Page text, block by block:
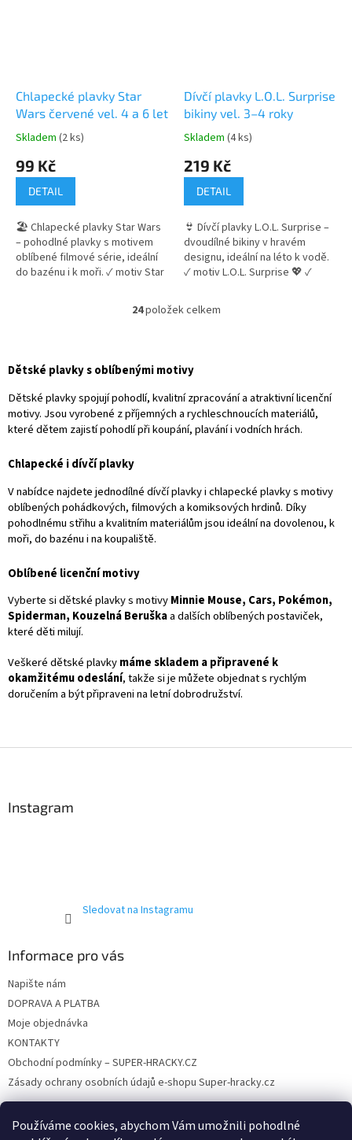
Používáme cookies, abychom Vám umožnili pohodlné
Chlapecké plavky Star
Wars červené vel. 4 a 6 let
Průměrné
produktu
5
hvězdiček.
Skladem (2 ks)
99 Kč
DETAIL
🏖️ Chlapecké plavky Star Wars
– pohodlné plavky s motivem
oblíbené filmové série, ideální
do bazénu i k moři. ✓ motiv Star
gumičkou v pase ✓ pružný a
příjemný materiál 👉 Více
Dívčí plavky L.O.L. Surprise
bikiny vel. 3–4 roky
Průměrné
produktu
5
hvězdiček.
Skladem (4 ks)
219 Kč
DETAIL
👙 Dívčí plavky L.O.L. Surprise –
dvoudílné bikiny v hravém
designu, ideální na léto k vodě.
✓ motiv L.O.L. Surprise 💖 ✓
pohodlný a pružný materiál 👉
Více produktů s motivem L.O.L.
O
á
d
a
c
í
p
y
v
ý
24položek celkem
Dětské plavky s oblíbenými motivy
Dětské plavky spojují pohodlí, kvalitní zpracování a atraktivní licenční
motivy. Jsou vyrobené z příjemných a rychleschnoucích materiálů,
které dětem zajistí pohodlí při koupání, plavání i vodních hrách.
Chlapecké i dívčí plavky
V nabídce najdete jednodílné dívčí plavky i chlapecké plavky s motivy
oblíbených pohádkových, filmových a komiksových hrdinů. Díky
pohodlnému střihu a kvalitním materiálům jsou ideální na dovolenou, k
moři, do bazénu i na koupaliště.
Oblíbené licenční motivy
Vyberte si dětské plavky s motivyMinnie Mouse, Cars, Pokémon,
Spiderman, Kouzelná Beruškaa dalších oblíbených postaviček,
které děti milují.
Veškeré dětské plavkymáme skladem a připravené k
okamžitému odeslání, takže si je můžete objednat s rychlým
doručením a být připraveni na letní dobrodružství.
Instagram
Sledovat na Instagramu
Informace pro vás
Napište nám
DOPRAVA A PLATBA
Moje objednávka
KONTAKTY
Obchodní podmínky – SUPER-HRACKY.CZ
Zásady ochrany osobních údajů e-shopu Super-hracky.cz